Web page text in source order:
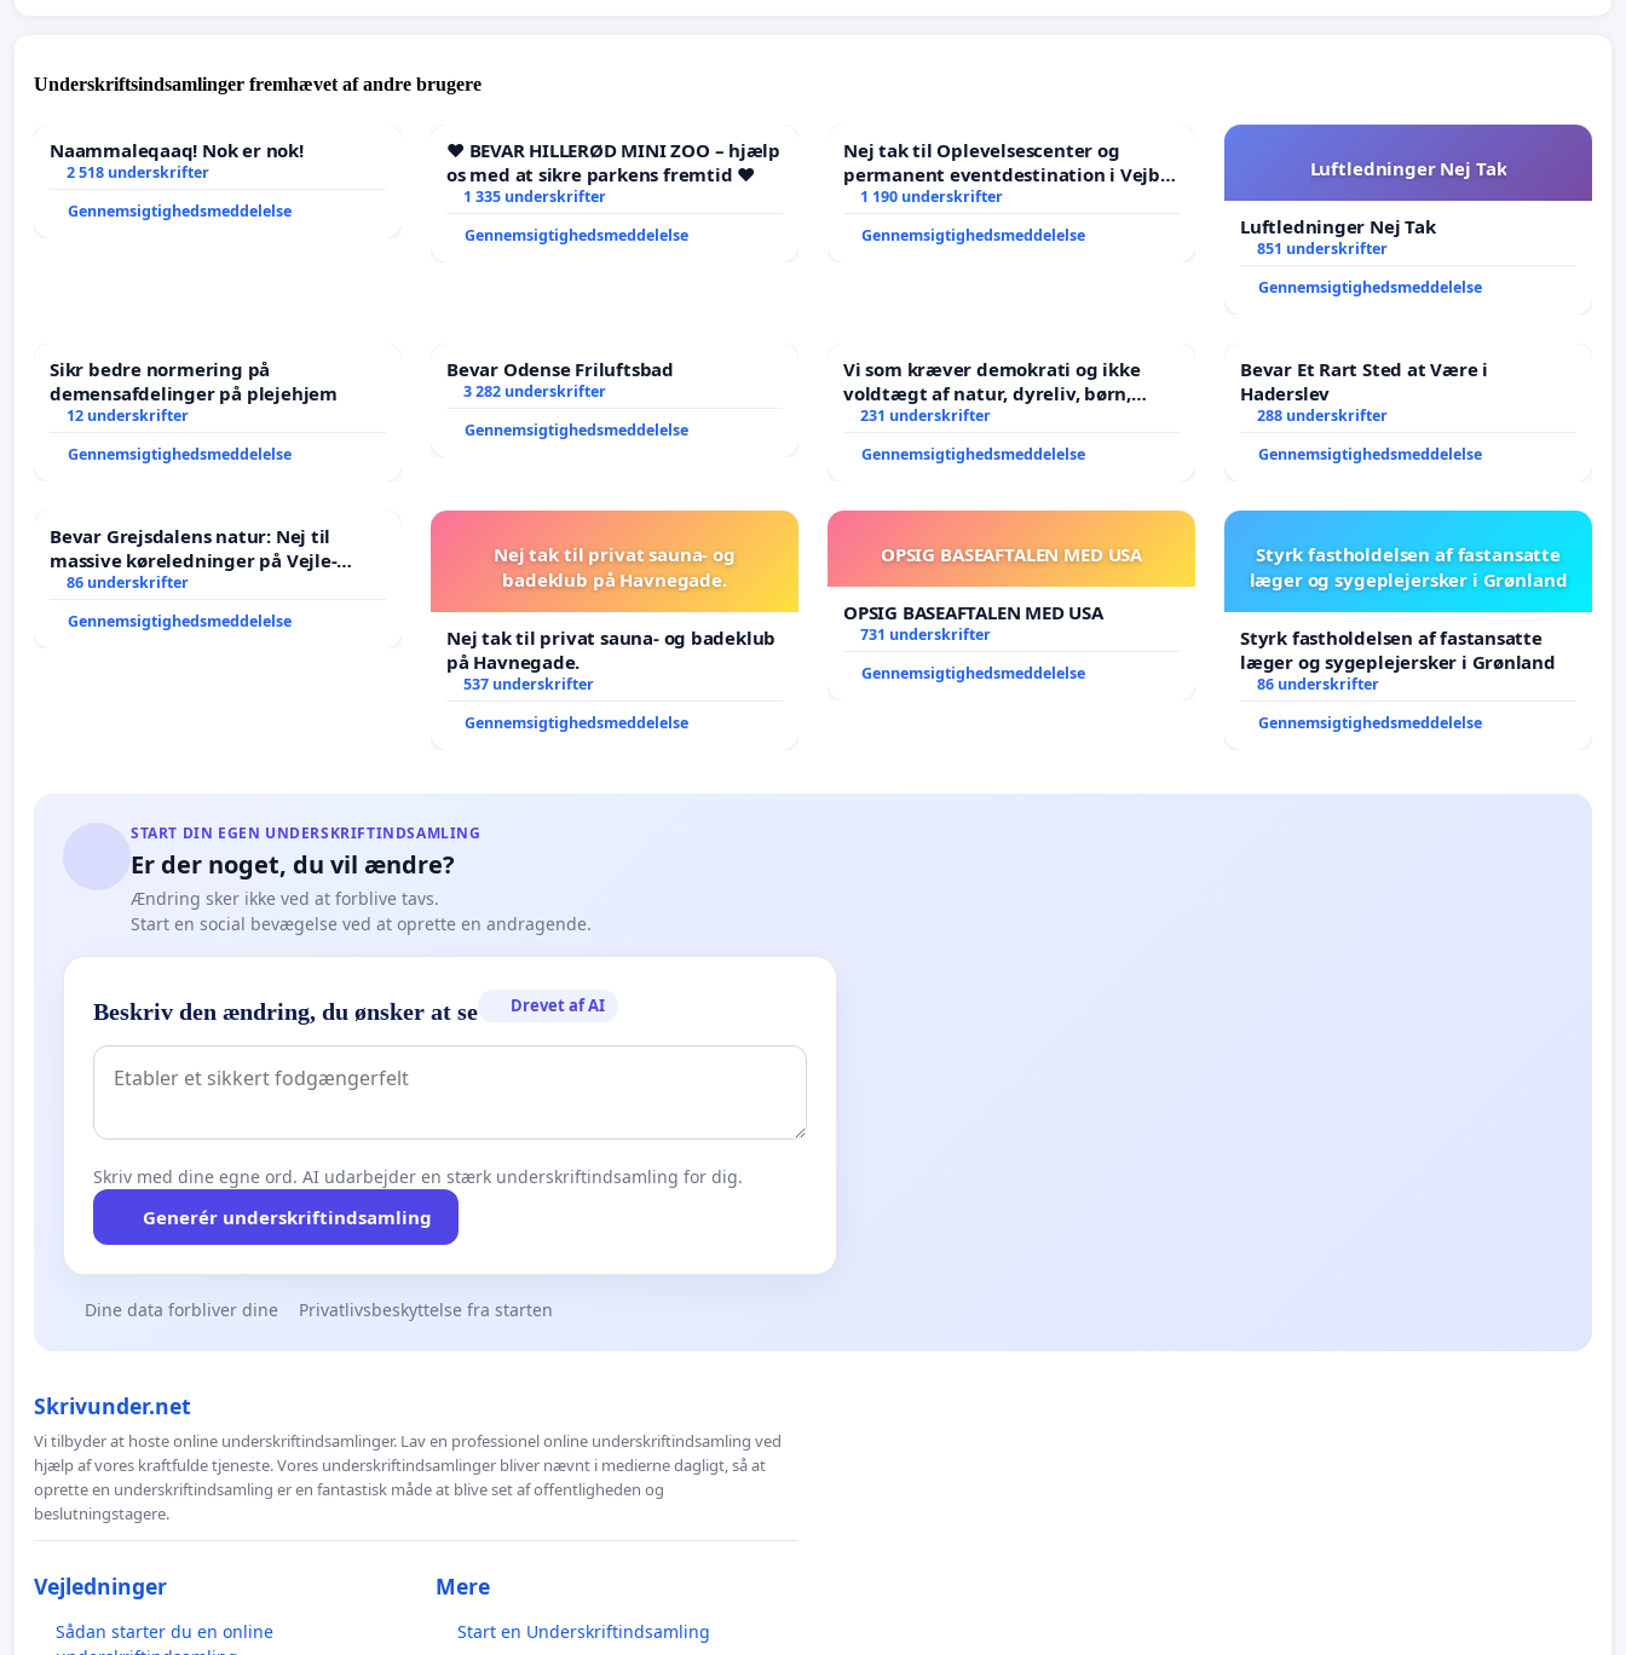
Underskriftsindsamlinger fremhævet af andre brugere
Naammaleqaaq! Nok er nok!
2 518 underskrifter
Gennemsigtighedsmeddelelse
❤️ BEVAR HILLERØD MINI ZOO – hjælp
os med at sikre parkens fremtid ❤️
1 335 underskrifter
Gennemsigtighedsmeddelelse
Nej tak til Oplevelsescenter og
permanent eventdestination i Vejby
- Ja tak til et levende lokalområde i
1 190 underskrifter
Gennemsigtighedsmeddelelse
Luftledninger Nej Tak
Luftledninger Nej Tak
851 underskrifter
Gennemsigtighedsmeddelelse
Sikr bedre normering på
demensafdelinger på plejehjem
12 underskrifter
Gennemsigtighedsmeddelelse
Bevar Odense Friluftsbad
3 282 underskrifter
Gennemsigtighedsmeddelelse
Vi som kræver demokrati og ikke
voldtægt af natur, dyreliv, børn,
unge Borgene har sagt NEJ i mange
231 underskrifter
Gennemsigtighedsmeddelelse
Bevar Et Rart Sted at Være i
Haderslev
288 underskrifter
Gennemsigtighedsmeddelelse
Bevar Grejsdalens natur: Nej til
massive køreledninger på Vejle-
Struer-banen
86 underskrifter
Gennemsigtighedsmeddelelse
Nej tak til privat sauna- og
badeklub på Havnegade.
Nej tak til privat sauna- og badeklub
på Havnegade.
537 underskrifter
Gennemsigtighedsmeddelelse
OPSIG BASEAFTALEN MED USA
OPSIG BASEAFTALEN MED USA
731 underskrifter
Gennemsigtighedsmeddelelse
Styrk fastholdelsen af fastansatte
læger og sygeplejersker i Grønland
Styrk fastholdelsen af fastansatte
læger og sygeplejersker i Grønland
86 underskrifter
Gennemsigtighedsmeddelelse
START DIN EGEN UNDERSKRIFTINDSAMLING
Er der noget, du vil ændre?
Ændring sker ikke ved at forblive tavs.
Start en social bevægelse ved at oprette en andragende.
Beskriv den ændring, du ønsker at se Drevet af AI
Skriv med dine egne ord. AI udarbejder en stærk underskriftindsamling for dig.
Generér underskriftindsamling
Dine data forbliver dine Privatlivsbeskyttelse fra starten
Skrivunder.net
Vi tilbyder at hoste online underskriftindsamlinger. Lav en professionel online underskriftindsamling ved
hjælp af vores kraftfulde tjeneste. Vores underskriftindsamlinger bliver nævnt i medierne dagligt, så at
oprette en underskriftindsamling er en fantastisk måde at blive set af offentligheden og
beslutningstagere.
Vejledninger
Sådan starter du en online
Mere
Start en Underskriftindsamling